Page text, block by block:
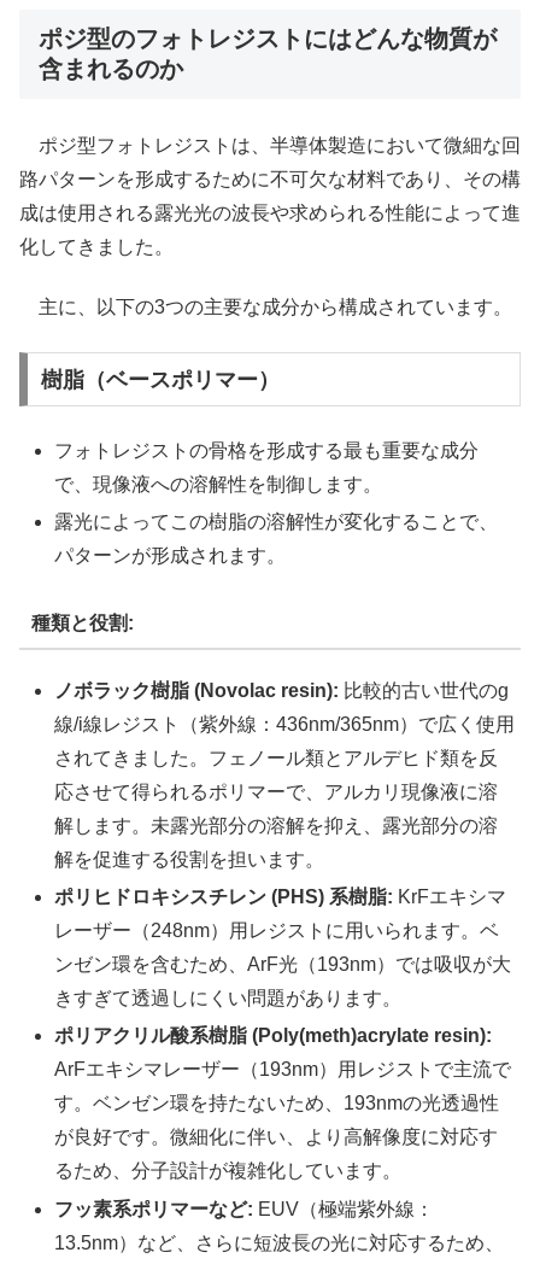
ポジ型のフォトレジストにはどんな物質が
含まれるのか
ポジ型フォトレジストは、半導体製造において微細な回
路パターンを形成するために不可欠な材料であり、その構
成は使用される露光光の波長や求められる性能によって進
化してきました。
主に、以下の3つの主要な成分から構成されています。
樹脂（ベースポリマー）
フォトレジストの骨格を形成する最も重要な成分
で、現像液への溶解性を制御します。
露光によってこの樹脂の溶解性が変化することで、
パターンが形成されます。
種類と役割:
ノボラック樹脂 (Novolac resin): 比較的古い世代のg
線/i線レジスト（紫外線：436nm/365nm）で広く使用
されてきました。フェノール類とアルデヒド類を反
応させて得られるポリマーで、アルカリ現像液に溶
解します。未露光部分の溶解を抑え、露光部分の溶
解を促進する役割を担います。
ポリヒドロキシスチレン (PHS) 系樹脂: KrFエキシマ
レーザー（248nm）用レジストに用いられます。ベ
ンゼン環を含むため、ArF光（193nm）では吸収が大
きすぎて透過しにくい問題があります。
ポリアクリル酸系樹脂 (Poly(meth)acrylate resin):
ArFエキシマレーザー（193nm）用レジストで主流で
す。ベンゼン環を持たないため、193nmの光透過性
が良好です。微細化に伴い、より高解像度に対応す
るため、分子設計が複雑化しています。
フッ素系ポリマーなど: EUV（極端紫外線：
13.5nm）など、さらに短波長の光に対応するため、